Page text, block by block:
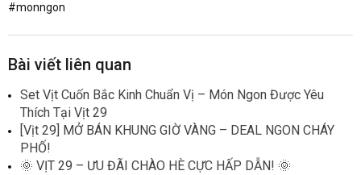
#monngon
Bài viết liên quan
Set Vịt Cuốn Bắc Kinh Chuẩn Vị – Món Ngon Được Yêu
Thích Tại Vịt 29
[Vịt 29] MỞ BÁN KHUNG GIỜ VÀNG – DEAL NGON CHÁY
PHỐ!
🌞 VỊT 29 – ƯU ĐÃI CHÀO HÈ CỰC HẤP DẪN! 🌞